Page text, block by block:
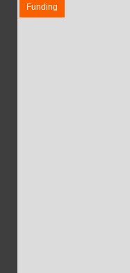
Funding